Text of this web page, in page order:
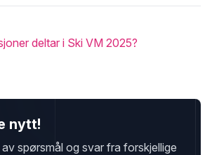
deltar i Ski VM 2025?
nytt!
spørsmål og svar fra forskjellige